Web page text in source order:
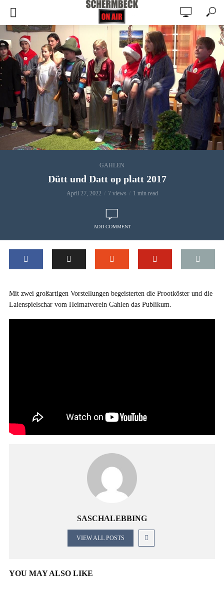
GAHLEN
Dütt und Datt op platt 2017
April 27, 2022 7 views 1 min read
ADD COMMENT
Mit zwei großartigen Vorstellungen begeisterten die Prootköster und die
Laienspielschar vom Heimatverein Gahlen das Publikum.
SASCHALEBBING
VIEW ALL POSTS
YOU MAY ALSO LIKE